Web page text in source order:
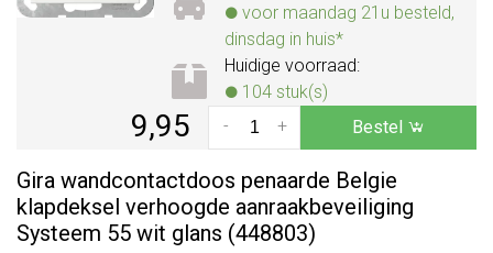
voor maandag 21u besteld,
dinsdag in huis*
Huidige voorraad:
104 stuk(s)
9,95 +
- Bestel
Gira wandcontactdoos penaarde Belgie
klapdeksel verhoogde aanraakbeveiliging
Systeem 55 wit glans (448803)